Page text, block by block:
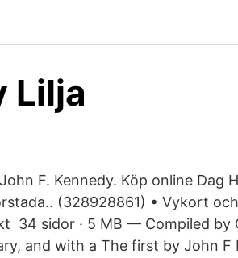
Lilja
F. Kennedy. Köp online Dag
(​328928861) • Vykort
34 sidor · 5 MB — Compiled by
and with a The first by John F